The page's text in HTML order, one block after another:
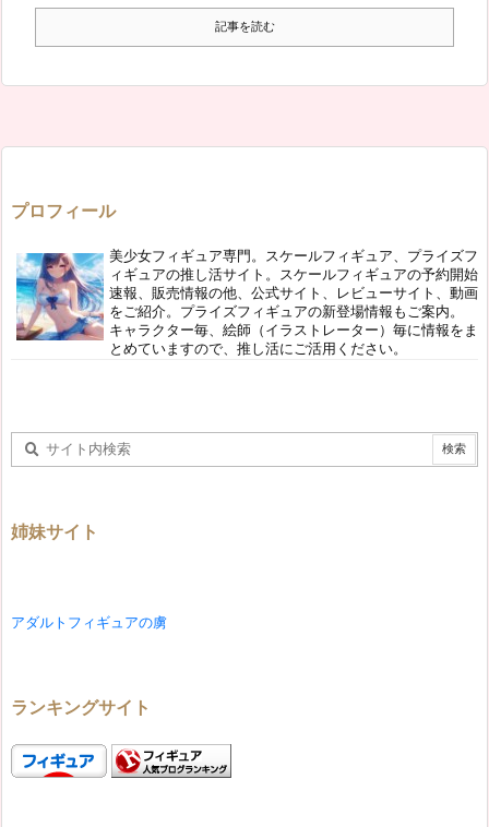
記事を読む
プロフィール
美少女フィギュア専門。スケールフィギュア、プライズフ
ィギュアの推し活サイト。スケールフィギュアの予約開始
速報、販売情報の他、公式サイト、レビューサイト、動画
をご紹介。プライズフィギュアの新登場情報もご案内。
キャラクター毎、絵師（イラストレーター）毎に情報をま
とめていますので、推し活にご活用ください。
姉妹サイト
アダルトフィギュアの虜
ランキングサイト